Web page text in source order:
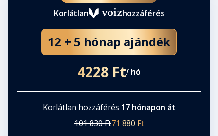
Fejezet hossza: 00:07:44
Fejezet hossza: 00:00:56
Korlátlan hozzáférés
12 + 5 hónap ajándék
4228 Ft/ hó
Korlátlan hozzáférés 17 hónapon át
101 830 Ft71 880 Ft